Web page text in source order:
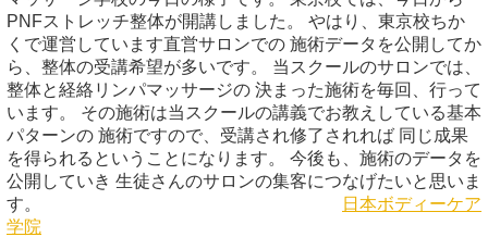
PNFストレッチ整体が開講しました。 やはり、東京校ちか
くで運営しています直営サロンでの 施術データを公開してか
ら、整体の受講希望が多いです。 当スクールのサロンでは、
整体と経絡リンパマッサージの 決まった施術を毎回、行って
います。 その施術は当スクールの講義でお教えしている基本
パターンの 施術ですので、受講され修了されれば 同じ成果
を得られるということになります。 今後も、施術のデータを
公開していき 生徒さんのサロンの集客につなげたいと思いま
す。
日本ボディーケア
学院